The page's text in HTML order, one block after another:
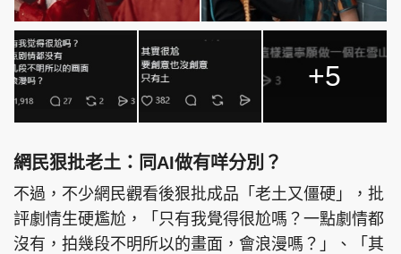
+5
網民狠批老土：同AI做有咩分別？
不過，不少網民觀看後狠批成品「老土又僵硬」，批
評劇情生硬尷尬，「只有我覺得很尬嗎？一點劇情都
沒有，拍幾段不明所以的畫面，會浪漫嗎？」、「其